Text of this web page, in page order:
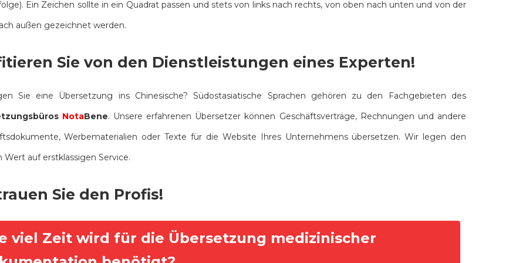
Ein Zeichen sollte in ein Quadrat passen und stets von links nach rechts, von oben nach unten und von der
außen gezeichnet werden.
Sie von den Dienstleistungen eines Experten!
Sie eine Übersetzung ins Chinesische? Südostasiatische Sprachen gehören zu den Fachgebieten des
NotaBene. Unsere erfahrenen Übersetzer können Geschäftsverträge, Rechnungen und andere
Werbematerialien oder Texte für die Website Ihres Unternehmens übersetzen. Wir legen den
Wert auf erstklassigen Service.
Sie den Profis!
viel Zeit wird für die Übersetzung medizinischer